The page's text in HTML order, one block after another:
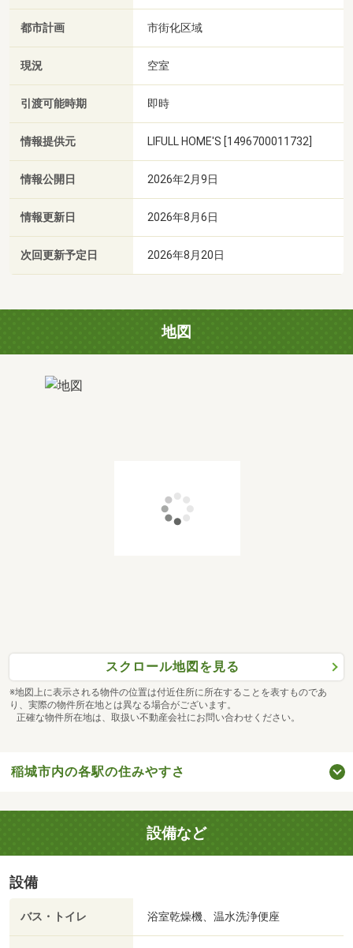
都市計画 市街化区域
現況 空室
引渡可能時期 即時
情報提供元 LIFULL HOME'S [1496700011732]
情報公開日 2026年2月9日
情報更新日 2026年8月6日
次回更新予定日 2026年8月20日
地図
スクロール地図を見る
※地図上に表示される物件の位置は付近住所に所在することを表すものであ
り、実際の物件所在地とは異なる場合がございます。
正確な物件所在地は、取扱い不動産会社にお問い合わせください。
稲城市内の各駅の住みやすさ
設備など
設備
バス・トイレ 浴室乾燥機、温水洗浄便座